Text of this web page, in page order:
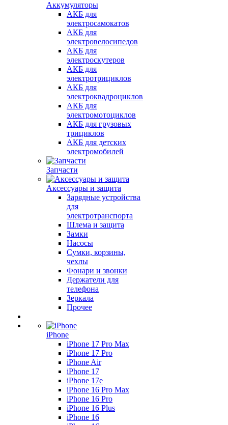
Аккумуляторы
АКБ для
электросамокатов
АКБ для
электровелосипедов
АКБ для
электроскутеров
АКБ для
электротрициклов
АКБ для
электроквадроциклов
АКБ для
электромотоциклов
АКБ для грузовых
трициклов
АКБ для детских
электромобилей
Запчасти
Аксессуары и защита
Зарядные устройства
для
электротранспорта
Шлема и защита
Замки
Насосы
Сумки, корзины,
чехлы
Фонари и звонки
Держатели для
телефона
Зеркала
Прочее
iPhone
iPhone 17 Pro Max
iPhone 17 Pro
iPhone Air
iPhone 17
iPhone 17e
iPhone 16 Pro Max
iPhone 16 Pro
iPhone 16 Plus
iPhone 16